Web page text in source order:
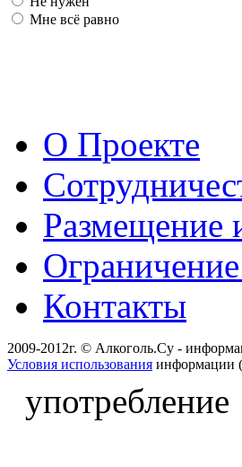
Мне всё равно
О Проекте
Размещение
Контакты
2009-2012г. © Алкоголь.Су -
Условия использования информации